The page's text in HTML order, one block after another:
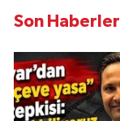
Son Haberler